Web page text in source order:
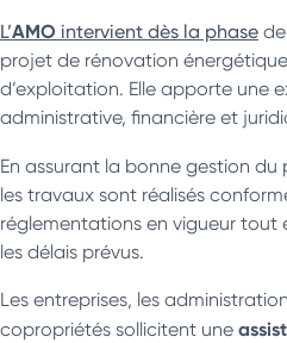
L’AMO intervient dès la phase
projet de rénovation
d’exploitation. Elle apporte une
administrative, financière et
En assurant la bonne gestion du
les travaux sont réalisés
réglementations en vigueur
les délais prévus.
Les entreprises, les
copropriétés sollicitent une